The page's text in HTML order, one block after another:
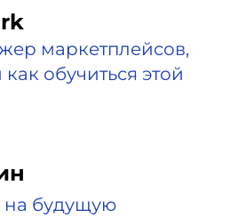
маркетплейсов,
обучиться этой
на будущую